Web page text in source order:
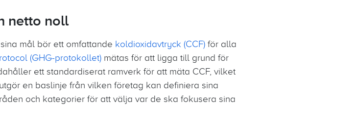
netto noll
mål bör ett omfattande koldioxidavtryck (CCF)för alla
(GHG-protokollet) mätas för att ligga till grund för
ett standardiserat ramverk för att mäta CCF, vilket
en baslinje från vilken företag kan definiera sina
och kategorier för att välja var de ska fokusera sina